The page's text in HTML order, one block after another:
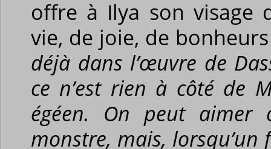
offre à Ilya son visage
vie, de joie, de
déjà dans l’œuvre de
ce n’est rien à côté de
égéen. On peut
monstre, mais,